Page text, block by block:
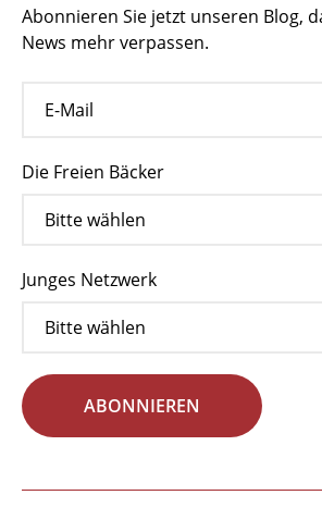
Abonnieren Sie jetzt unseren Blog,
News mehr verpassen.
Die Freien Bäcker
Junges Netzwerk
ABONNIEREN